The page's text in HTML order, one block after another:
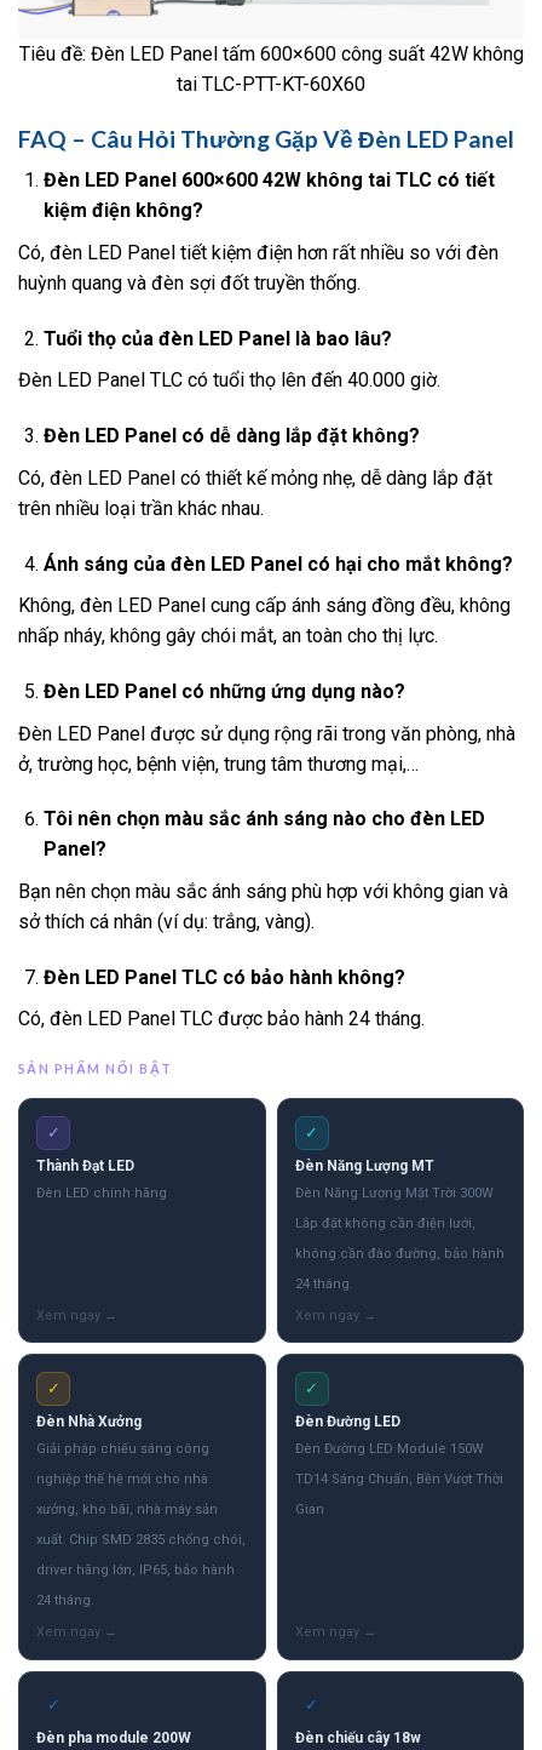
Tiêu đề: Đèn LED Panel tấm 600×600 công suất 42W không
tai TLC-PTT-KT-60X60
FAQ – Câu Hỏi Thường Gặp Về Đèn LED Panel
Đèn LED Panel 600×600 42W không tai TLC có tiết
kiệm điện không?
Có, đèn LED Panel tiết kiệm điện hơn rất nhiều so với đèn
huỳnh quang và đèn sợi đốt truyền thống.
Tuổi thọ của đèn LED Panel là bao lâu?
Đèn LED Panel TLC có tuổi thọ lên đến 40.000 giờ.
Đèn LED Panel có dễ dàng lắp đặt không?
Có, đèn LED Panel có thiết kế mỏng nhẹ, dễ dàng lắp đặt
trên nhiều loại trần khác nhau.
Ánh sáng của đèn LED Panel có hại cho mắt không?
Không, đèn LED Panel cung cấp ánh sáng đồng đều, không
nhấp nháy, không gây chói mắt, an toàn cho thị lực.
Đèn LED Panel có những ứng dụng nào?
Đèn LED Panel được sử dụng rộng rãi trong văn phòng, nhà
ở, trường học, bệnh viện, trung tâm thương mại,…
Tôi nên chọn màu sắc ánh sáng nào cho đèn LED
Panel?
Bạn nên chọn màu sắc ánh sáng phù hợp với không gian và
sở thích cá nhân (ví dụ: trắng, vàng).
Đèn LED Panel TLC có bảo hành không?
Có, đèn LED Panel TLC được bảo hành 24 tháng.
SẢN PHẨM NỔI BẬT
✓
Thành Đạt LED
Đèn LED chính hãng
✓
Đèn Năng Lượng MT
Đèn Năng Lượng Mặt Trời 300W
Lắp đặt không cần điện lưới,
không cần đào đường, bảo hành
24 tháng.
✓
Đèn Nhà Xưởng
Giải pháp chiếu sáng công
nghiệp thế hệ mới cho nhà
xưởng, kho bãi, nhà máy sản
xuất. Chip SMD 2835 chống chói,
driver hãng lớn, IP65, bảo hành
24 tháng.
✓
Đèn Đường LED
Đèn Đường LED Module 150W
TD14 Sáng Chuẩn, Bền Vượt Thời
Gian
✓
Đèn pha module 200W
✓
Đèn chiếu cây 18w